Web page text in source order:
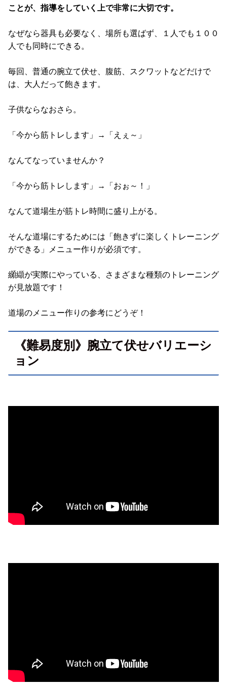
ことが、指導をしていく上で非常に大切です。
なぜなら器具も必要なく、場所も選ばず、１人でも１００
人でも同時にできる。
毎回、普通の腕立て伏せ、腹筋、スクワットなどだけで
は、大人だって飽きます。
子供ならなおさら。
「今から筋トレします」→「えぇ～」
なんてなっていませんか？
「今から筋トレします」→「おぉ～！」
なんて道場生が筋トレ時間に盛り上がる。
そんな道場にするためには「飽きずに楽しくトレーニング
ができる」メニュー作りが必須です。
纐纈が実際にやっている、さまざまな種類のトレーニング
が見放題です！
道場のメニュー作りの参考にどうぞ！
《難易度別》腕立て伏せバリエーシ
ョン